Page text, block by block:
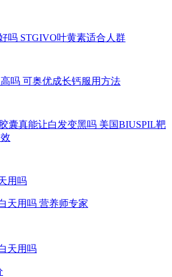
吗 STGIVO叶黄素适合人群
吗 可奥优成长钙服用方法
囊真能让白发变黑吗 美国BIUSPIL靶
用吗
营养师专家